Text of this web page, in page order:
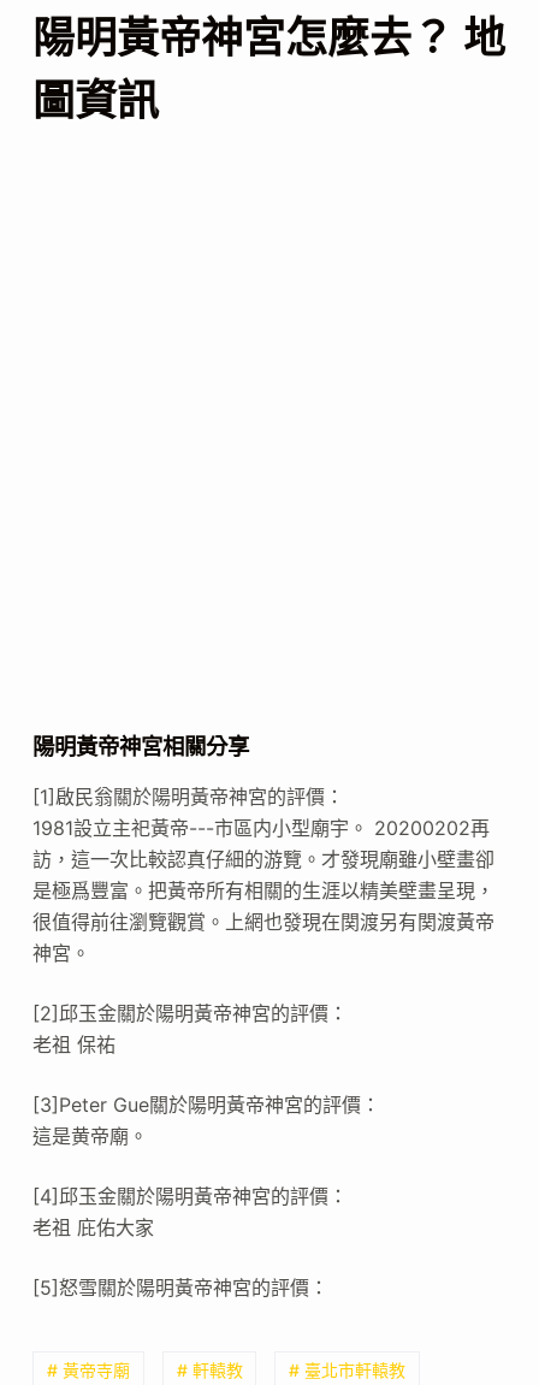
陽明黃帝神宮怎麼去？ 地
圖資訊
陽明黃帝神宮相關分享
[1]啟民翁關於陽明黃帝神宮的評價：
1981設立主祀黃帝---市區内小型廟宇。 20200202再
訪，這一次比較認真仔細的游覽。才發現廟雖小壁畫卻
是極爲豐富。把黃帝所有相關的生涯以精美壁畫呈現，
很值得前往瀏覽觀賞。上網也發現在関渡另有関渡黃帝
神宮。
[2]邱玉金關於陽明黃帝神宮的評價：
老祖 保祐
[3]Peter Gue關於陽明黃帝神宮的評價：
這是黄帝廟。
[4]邱玉金關於陽明黃帝神宮的評價：
老祖 庇佑大家
[5]怒雪關於陽明黃帝神宮的評價：
# 黃帝寺廟 # 軒轅教 # 臺北市軒轅教